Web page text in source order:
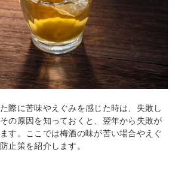
際に苦味やえぐみを感じた時は、失敗し
の原因を知っておくと、翌年から失敗が
す。ここでは梅酒の味が苦い場合やえぐ
止策を紹介します。